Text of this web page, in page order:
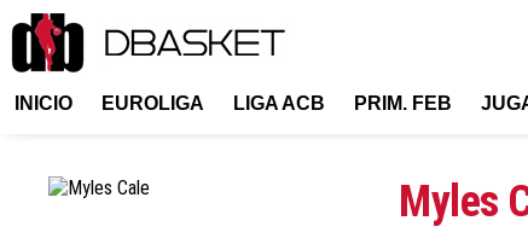
INICIO EUROLIGA LIGA ACB PRIM. FEB
Myles